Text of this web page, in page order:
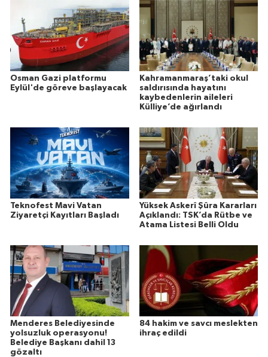
Osman Gazi platformu
Eylül'de göreve başlayacak
Kahramanmaraş’taki okul
saldırısında hayatını
kaybedenlerin aileleri
Külliye’de ağırlandı
Teknofest Mavi Vatan
Ziyaretçi Kayıtları Başladı
Yüksek Askerî Şûra Kararları
Açıklandı: TSK’da Rütbe ve
Atama Listesi Belli Oldu
Menderes Belediyesinde
yolsuzluk operasyonu!
Belediye Başkanı dahil 13
gözaltı
84 hakim ve savcı meslekten
ihraç edildi